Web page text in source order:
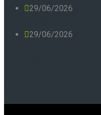
29/06/2026
29/06/2026